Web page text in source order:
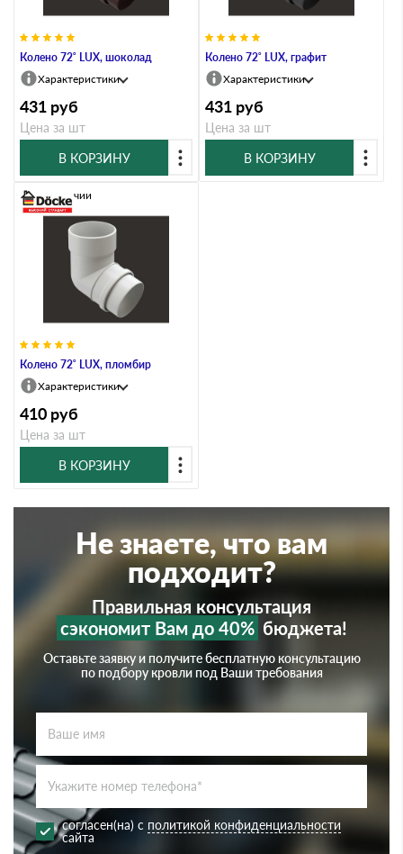
Колено 72˚ LUX, шоколад
Характеристики
431 руб
Цена за шт
В КОРЗИНУ
Колено 72˚ LUX, графит
Характеристики
431 руб
Цена за шт
В КОРЗИНУ
Колено 72˚ LUX, пломбир
В наличии
Характеристики
410 руб
Цена за шт
В КОРЗИНУ
Не знаете, что вам
подходит?
Правильная консультация
сэкономит Вам до 40% бюджета!
Оставьте заявку и получите бесплатную консультацию
по подбору кровли под Ваши требования
согласен(на) с политикой конфиденциальности
сайта